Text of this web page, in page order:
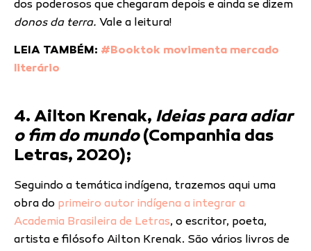
dos poderosos que chegaram depois e ainda se dizem
donos da terra. Vale a leitura!
LEIA TAMBÉM: #Booktok movimenta mercado
literário
4. Ailton Krenak, Ideias para adiar
o fim do mundo(Companhia das
Letras, 2020);
Seguindo a temática indígena, trazemos aqui uma
obra do primeiro autor indígena a integrar a
Academia Brasileira de Letras, o escritor, poeta,
artista e filósofo Ailton Krenak. São vários livros de